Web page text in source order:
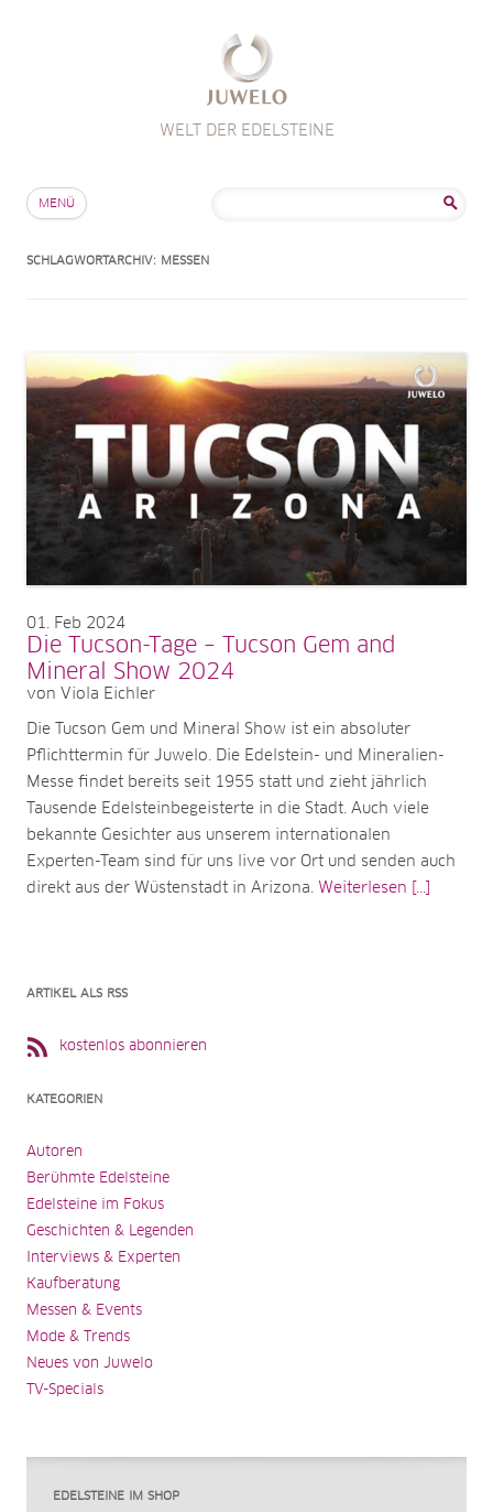
WELT DER EDELSTEINE
MENÜ
SCHLAGWORTARCHIV: MESSEN
01 Feb 2024
Die Tucson-Tage – Tucson Gem and
Mineral Show 2024
von Viola Eichler
Die Tucson Gem und Mineral Show ist ein absoluter
Pflichttermin für Juwelo. Die Edelstein- und Mineralien-
Messe findet bereits seit 1955 statt und zieht jährlich
Tausende Edelsteinbegeisterte in die Stadt. Auch viele
bekannte Gesichter aus unserem internationalen
Experten-Team sind für uns live vor Ort und senden auch
direkt aus der Wüstenstadt in Arizona. Weiterlesen [...]
ARTIKEL ALS RSS
kostenlos abonnieren
KATEGORIEN
Autoren
Berühmte Edelsteine
Edelsteine im Fokus
Geschichten & Legenden
Interviews & Experten
Kaufberatung
Messen & Events
Mode & Trends
Neues von Juwelo
TV-Specials
EDELSTEINE IM SHOP